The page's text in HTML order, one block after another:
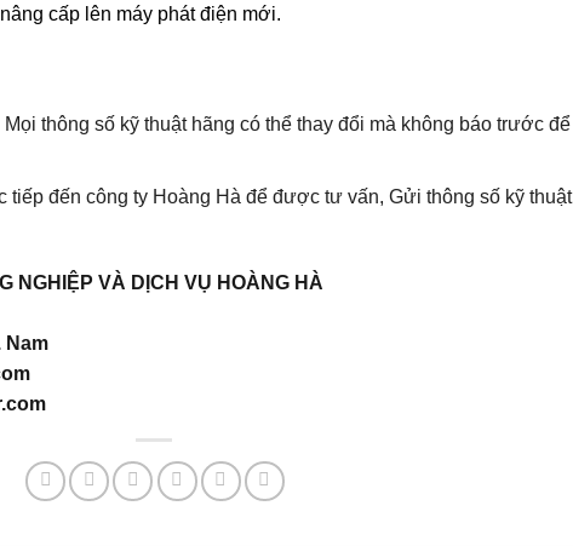
cấp lên máy phát điện mới.
thông số kỹ thuật hãng có thể thay đổi mà không báo trước để
tiếp đến công ty Hoàng Hà để được tư vấn, Gửi thông số kỹ thuật
NGHIỆP VÀ DỊCH VỤ HOÀNG HÀ
Nam